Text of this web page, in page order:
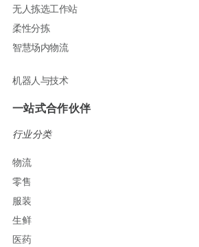
无人拣选工作站
柔性分拣
智慧场内物流
机器人与技术
一站式合作伙伴
行业分类
物流
零售
服装
生鲜
医药